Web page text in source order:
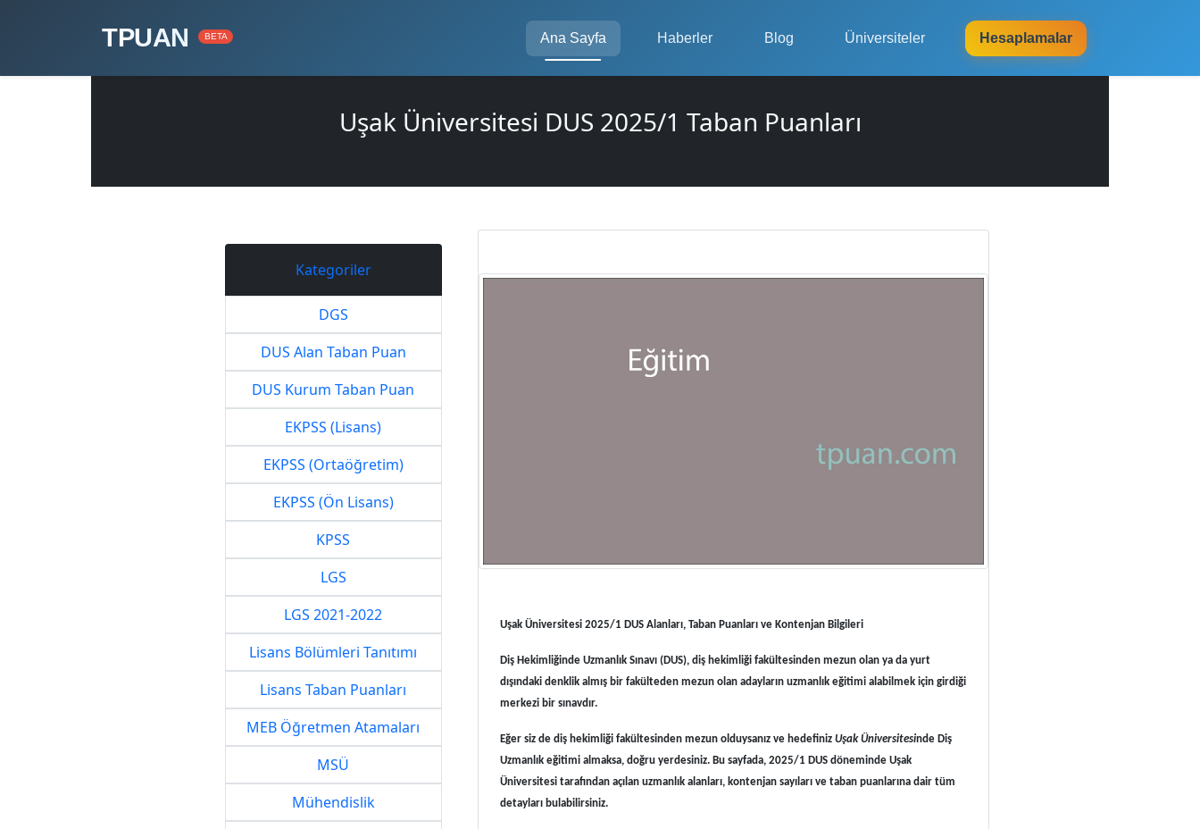
TPUAN BETA Ana Sayfa Haberler Blog Üniversiteler Hesaplamalar
Uşak Üniversitesi DUS 2025/1 Taban Puanları
Kategoriler
DGS
DUS Alan Taban Puan
DUS Kurum Taban Puan
EKPSS (Lisans)
EKPSS (Ortaöğretim)
EKPSS (Ön Lisans)
KPSS
LGS
LGS 2021-2022
Lisans Bölümleri Tanıtımı
Lisans Taban Puanları
MEB Öğretmen Atamaları
MSÜ
Mühendislik
Uşak Üniversitesi 2025/1 DUS Alanları, Taban Puanları ve Kontenjan Bilgileri
Diş Hekimliğinde Uzmanlık Sınavı (DUS), diş hekimliği fakültesinden mezun olan ya da yurt
dışındaki denklik almış bir fakülteden mezun olan adayların uzmanlık eğitimi alabilmek için girdiği
merkezi bir sınavdır.
Eğer siz de diş hekimliği fakültesinden mezun olduysanız ve hedefiniz Uşak Üniversitesinde Diş
Uzmanlık eğitimi almaksa, doğru yerdesiniz. Bu sayfada, 2025/1 DUS döneminde Uşak
Üniversitesi tarafından açılan uzmanlık alanları, kontenjan sayıları ve taban puanlarına dair tüm
detayları bulabilirsiniz.